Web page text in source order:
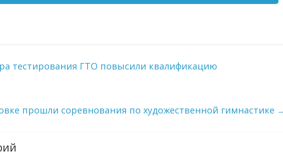
тестирования ГТО повысили квалификацию
прошли соревнования по художественной гимнастике